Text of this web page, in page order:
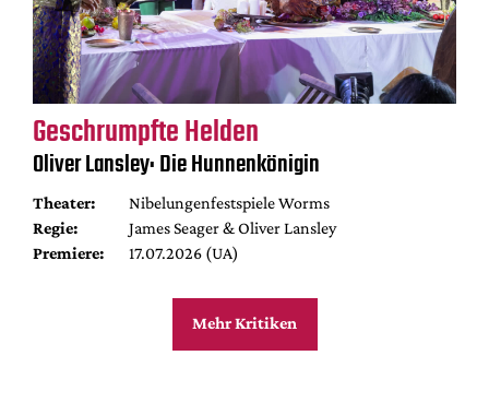
Geschrumpfte Helden
Oliver Lansley: Die Hunnenkönigin
Theater:
Nibelungenfestspiele Worms
Regie:
James Seager & Oliver Lansley
Premiere:
17.07.2026 (UA)
Mehr Kritiken